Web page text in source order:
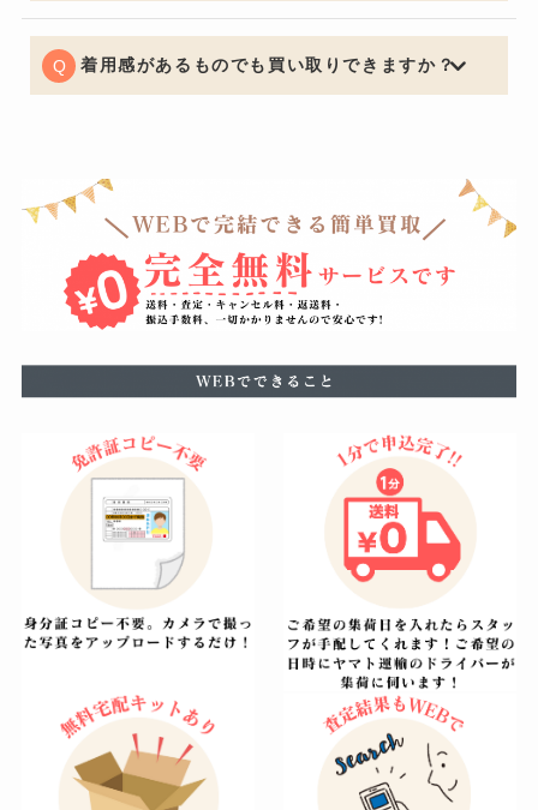
どの丈詰めやリサイズがある場合はお買取りできないケ
ースもございますので予めご了承くださいませ。
着用感があるものでも買い取りできますか？
に留めることができるように努めています。